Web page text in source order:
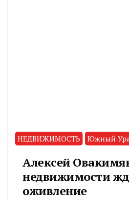
НЕДВИЖИМОСТЬ Южный
Алексей
недвижимости
оживление